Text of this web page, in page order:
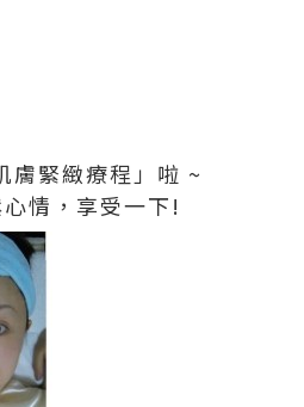
緊緻療程」啦 ~
情，享受一下!